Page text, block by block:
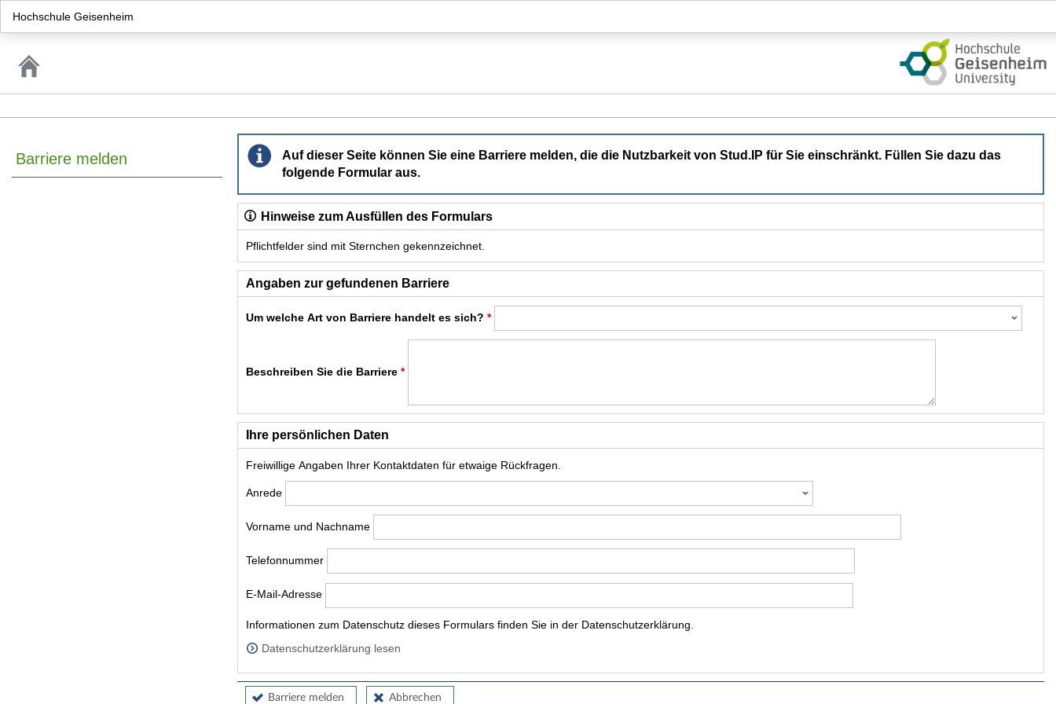
Hauptnavigation
Hochschule Geisenheim
Barriere melden
Barriere melden
Auf dieser Seite können Sie eine Barriere melden, die die Nutzbarkeit von Stud.IP für Sie einschränkt. Füllen Sie dazu das
folgende Formular aus.
Hinweise zum Ausfüllen des Formulars
Pflichtfelder sind mit Sternchen gekennzeichnet.
Dieses Formular enthält Pflichtfelder.
Angaben zur gefundenen Barriere
Um welche Art von Barriere handelt es sich? *
Beschreiben Sie die Barriere *
Ihre persönlichen Daten
Freiwillige Angaben Ihrer Kontaktdaten für etwaige Rückfragen.
Anrede
Vorname und Nachname
Telefonnummer
E-Mail-Adresse
Homepage
Informationen zum Datenschutz dieses Formulars finden Sie in der Datenschutzerklärung.
Datenschutzerklärung lesen
Barriere melden Abbrechen